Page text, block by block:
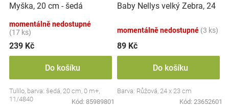
Myška, 20 cm - šedá
momentálně nedostupné
(17 ks)
239 Kč
Do košíku
Tulilo, barva: šedá, 20 cm, 0 m+,
11/4840
Kód: 85989801
Baby Nellys velký Zebra, 24
momentálně nedostupné (3 ks)
89 Kč
Do košíku
Barva: Růžová, 24 x 23 cm
Kód: 23652601